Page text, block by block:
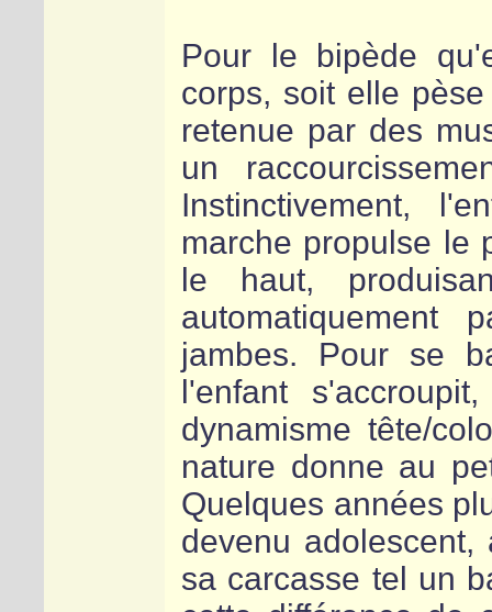
Pour le bipède
corps, soit elle
retenue par des
un
Instinctivement,
marche propulse le
le haut,
jambes. Pour se
l'enfant
dynamisme tête/
nature donne au
Quelques années
devenu
sa carcasse tel un